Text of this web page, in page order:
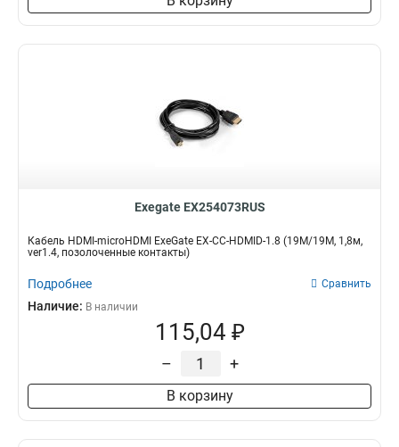
Exegate EX254073RUS
Кабель HDMI-microHDMI ExeGate EX-CC-HDMID-1.8 (19M/19M, 1,8м,
ver1.4, позолоченные контакты)
Подробнее Сравнить
Наличие: В наличии
115,04 ₽
– +
В корзину